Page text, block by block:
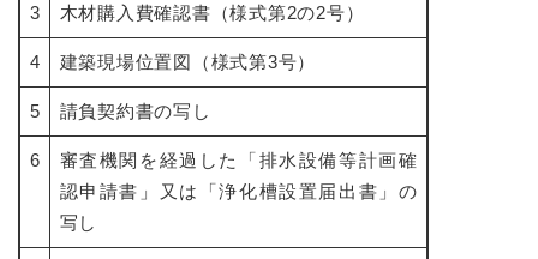
3 木材購入費確認書（様式第2の2号）
4 建築現場位置図（様式第3号）
5 請負契約書の写し
6
審査機関を経過した「排水設備等計画確
認申請書」又は「浄化槽設置届出書」の
写し